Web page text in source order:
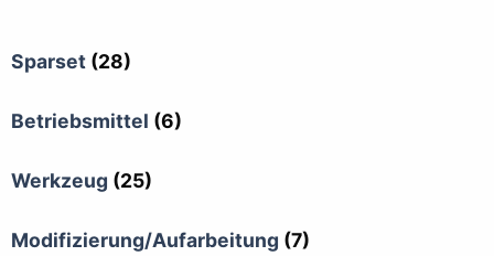
Sparset (28)
Betriebsmittel (6)
Werkzeug (25)
Modifizierung/Aufarbeitung (7)